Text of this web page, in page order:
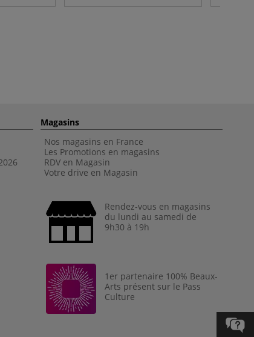
6
Magasins
Nos magasins en France
Les Promotions en magasins
RDV en Magasin
Votre drive en Magasin
Rendez-vous en magasins
du lundi au samedi de
9h30 à 19h
1er partenaire 100% Beaux-
Arts présent sur le Pass
Culture